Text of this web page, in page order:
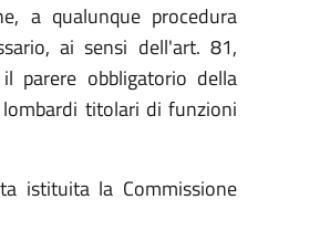
a qualunque procedura
ai sensi dell'art. 81,
parere obbligatorio della
titolari di funzioni
istituita la Commissione